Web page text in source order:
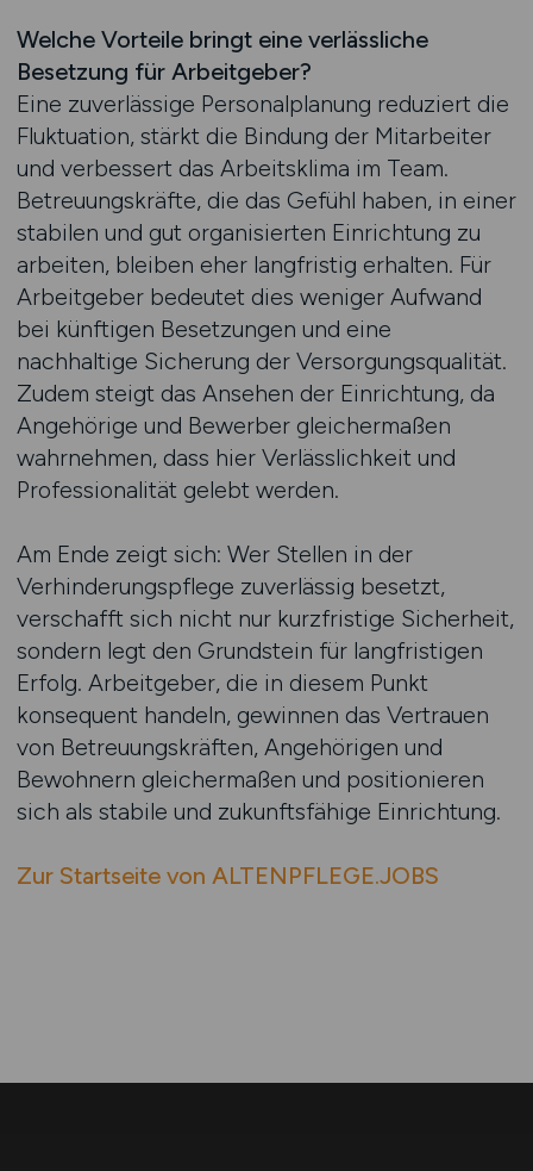
Welche Vorteile bringt eine verlässliche
Besetzung für Arbeitgeber?
Eine zuverlässige Personalplanung reduziert die
Fluktuation, stärkt die Bindung der Mitarbeiter
und verbessert das Arbeitsklima im Team.
Betreuungskräfte, die das Gefühl haben, in einer
stabilen und gut organisierten Einrichtung zu
arbeiten, bleiben eher langfristig erhalten. Für
Arbeitgeber bedeutet dies weniger Aufwand
bei künftigen Besetzungen und eine
nachhaltige Sicherung der Versorgungsqualität.
Zudem steigt das Ansehen der Einrichtung, da
Angehörige und Bewerber gleichermaßen
wahrnehmen, dass hier Verlässlichkeit und
Professionalität gelebt werden.
Am Ende zeigt sich: Wer Stellen in der
Verhinderungspflege zuverlässig besetzt,
verschafft sich nicht nur kurzfristige Sicherheit,
sondern legt den Grundstein für langfristigen
Erfolg. Arbeitgeber, die in diesem Punkt
konsequent handeln, gewinnen das Vertrauen
von Betreuungskräften, Angehörigen und
Bewohnern gleichermaßen und positionieren
sich als stabile und zukunftsfähige Einrichtung.
Zur Startseite von ALTENPFLEGE.JOBS